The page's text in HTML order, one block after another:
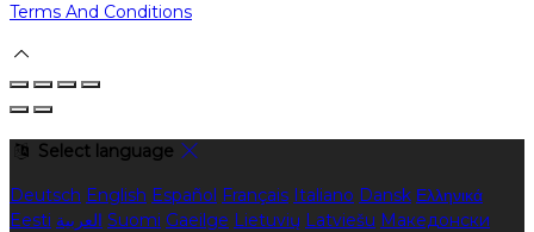
Terms And Conditions
Select language
Deutsch English Español Français Italiano Dansk Ελληνικά
Eesti العربية Suomi Gaeilge Lietuvių Latviešu Македонски